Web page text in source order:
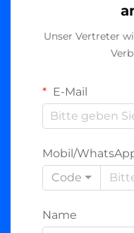
Unser Vertreter
E-Mail
Mobil/
Code
Name